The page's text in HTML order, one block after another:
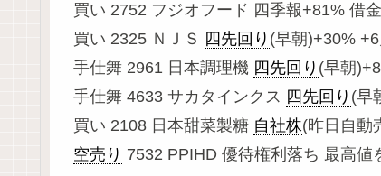
買い 2752 フジオフード 四季報+81% 借
買い 2325 ＮＪＳ 四先回り (早朝)+30%
手仕舞 2961 日本調理機 四先回り (早朝
手仕舞 4633 サカタインクス 四先回り (早
買い 2108 日本甜菜製糖 自社株(昨日自動
空売り 7532 PPIHD 優待権利落ち 最高値